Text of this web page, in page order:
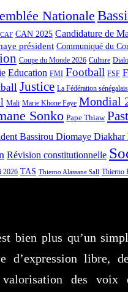
Nationale
CAF CAN 2025 Candidature de
président Communiqué du
Coupe du Monde 2026 Culture
Education FMI Football FSF
Justice La Fédération
Mali Marie Khone Faye Mondial
Sonko Pape Thiaw
Bassirou Diomaye Diakhar
Révision constitutionnelle
2026 TAS Thierno Alassane Sall Thierno
bien plus qu’un
d’expression libre,
des voix